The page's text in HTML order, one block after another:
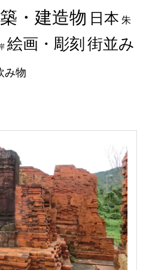
・建造物 日本 朱
絵画・彫刻 街並み
み物